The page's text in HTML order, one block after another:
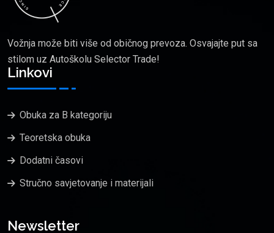
Vožnja može biti više od običnog prevoza. Osvajajte put sa
stilom uz Autoškolu Selector Trade!
Linkovi
Obuka za B kategoriju
Teoretska obuka
Dodatni časovi
Stručno savjetovanje i materijali
Newsletter